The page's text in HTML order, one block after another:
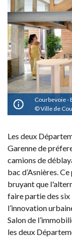
Courbevoie -
Ville de
Les deux
Garenne de
camions de
bac d’Asnières.
bruyant que
faire partie des
l’innovation
Salon de
les deux